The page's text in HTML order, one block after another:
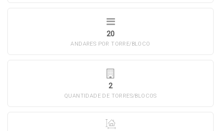
20
ANDARES POR TORRE/BLOCO
2
QUANTIDADE DE TORRES/BLOCOS